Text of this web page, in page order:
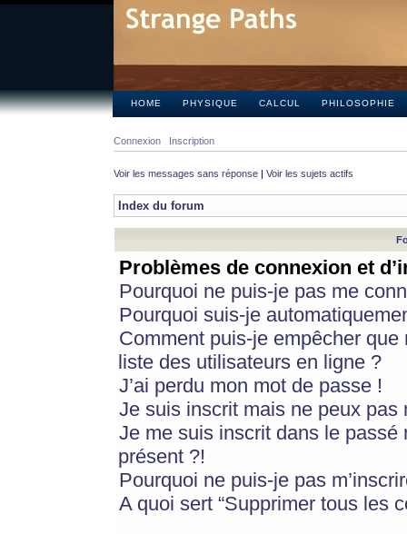
HOME PHYSIQUE CALCUL PHILOSOPHIE
Connexion Inscription
Voir les messages sans réponse | Voir les sujets actifs
Index du forum
Problèmes de connexion et
Pourquoi ne puis-je pas me
Pourquoi suis-je
Comment puis-je empêcher
liste des utilisateurs en ligne ?
J’ai perdu mon mot de passe !
Je suis inscrit mais ne peux pas
Je me suis inscrit dans le
présent ?!
Pourquoi ne puis-je pas
A quoi sert “Supprimer tous les